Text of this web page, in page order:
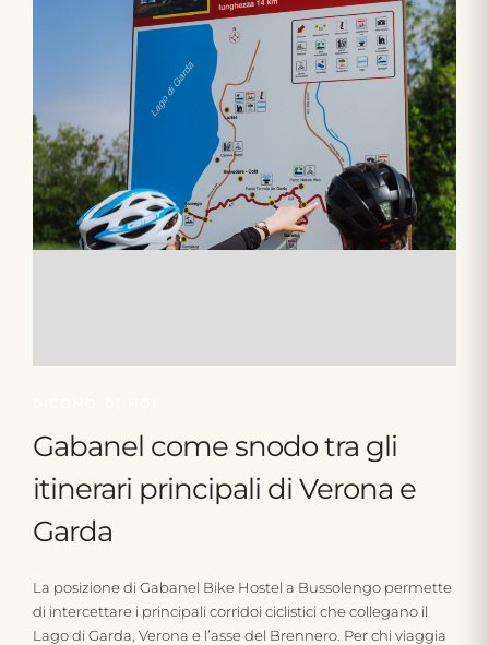
Gabanel come snodo tra gli
itinerari principali di Verona e
Garda
La posizione di Gabanel Bike Hostel a Bussolengo permette
di intercettare i principali corridoi ciclistici che collegano il
Lago di Garda, Verona e l’asse del Brennero. Per chi viaggia